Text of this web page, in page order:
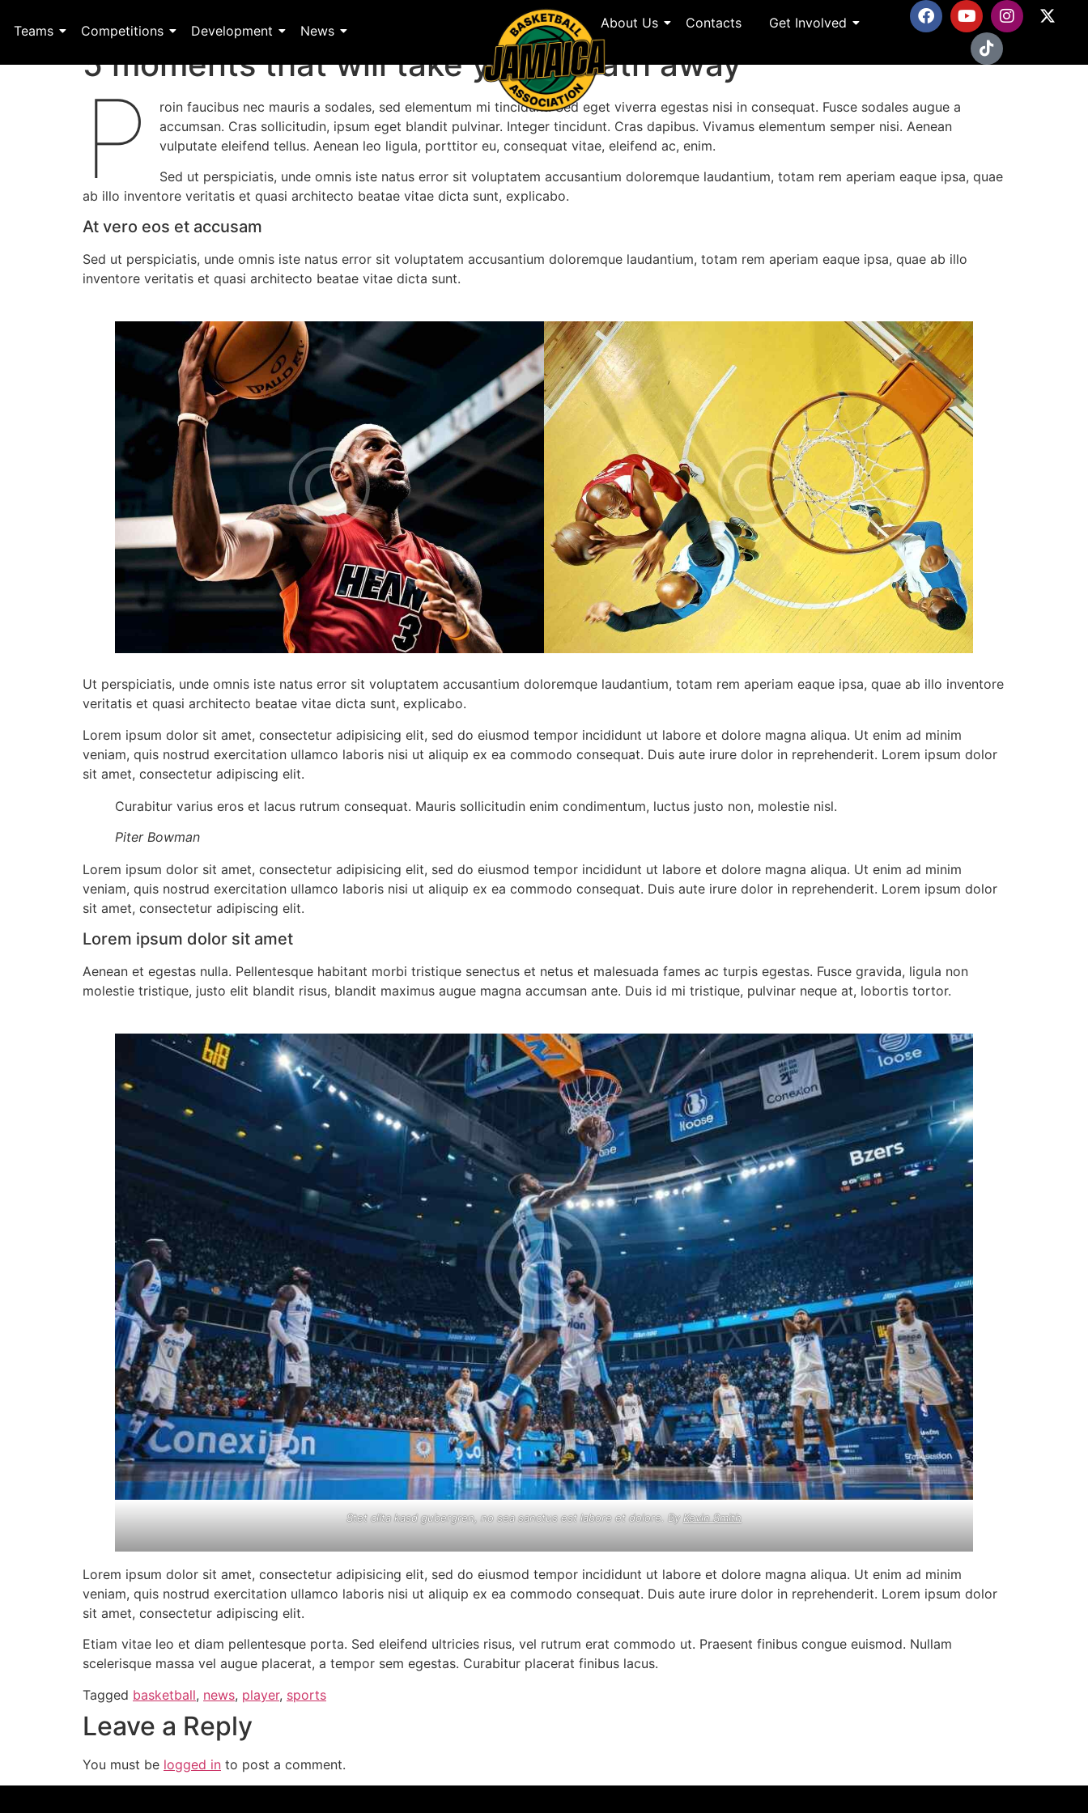
Teams Competitions Development News About Us Contacts Get Involved
5 moments that will take your breath away
P
roin faucibus nec mauris a sodales, sed elementum mi tincidunt. Sed eget viverra egestas nisi in consequat. Fusce sodales augue a
accumsan. Cras sollicitudin, ipsum eget blandit pulvinar. Integer tincidunt. Cras dapibus. Vivamus elementum semper nisi. Aenean
vulputate eleifend tellus. Aenean leo ligula, porttitor eu, consequat vitae, eleifend ac, enim.
Sed ut perspiciatis, unde omnis iste natus error sit voluptatem accusantium doloremque laudantium, totam rem aperiam eaque ipsa, quae
ab illo inventore veritatis et quasi architecto beatae vitae dicta sunt, explicabo.
At vero eos et accusam
Sed ut perspiciatis, unde omnis iste natus error sit voluptatem accusantium doloremque laudantium, totam rem aperiam eaque ipsa, quae ab illo
inventore veritatis et quasi architecto beatae vitae dicta sunt.
Ut perspiciatis, unde omnis iste natus error sit voluptatem accusantium doloremque laudantium, totam rem aperiam eaque ipsa, quae ab illo inventore
veritatis et quasi architecto beatae vitae dicta sunt, explicabo.
Lorem ipsum dolor sit amet, consectetur adipisicing elit, sed do eiusmod tempor incididunt ut labore et dolore magna aliqua. Ut enim ad minim
veniam, quis nostrud exercitation ullamco laboris nisi ut aliquip ex ea commodo consequat. Duis aute irure dolor in reprehenderit. Lorem ipsum dolor
sit amet, consectetur adipiscing elit.
Curabitur varius eros et lacus rutrum consequat. Mauris sollicitudin enim condimentum, luctus justo non, molestie nisl.
Piter Bowman
Lorem ipsum dolor sit amet, consectetur adipisicing elit, sed do eiusmod tempor incididunt ut labore et dolore magna aliqua. Ut enim ad minim
veniam, quis nostrud exercitation ullamco laboris nisi ut aliquip ex ea commodo consequat. Duis aute irure dolor in reprehenderit. Lorem ipsum dolor
sit amet, consectetur adipiscing elit.
Lorem ipsum dolor sit amet
Aenean et egestas nulla. Pellentesque habitant morbi tristique senectus et netus et malesuada fames ac turpis egestas. Fusce gravida, ligula non
molestie tristique, justo elit blandit risus, blandit maximus augue magna accumsan ante. Duis id mi tristique, pulvinar neque at, lobortis tortor.
Stet clita kasd gubergren, no sea sanctus est labore et dolore. ByKevin Smith
Lorem ipsum dolor sit amet, consectetur adipisicing elit, sed do eiusmod tempor incididunt ut labore et dolore magna aliqua. Ut enim ad minim
veniam, quis nostrud exercitation ullamco laboris nisi ut aliquip ex ea commodo consequat. Duis aute irure dolor in reprehenderit. Lorem ipsum dolor
sit amet, consectetur adipiscing elit.
Etiam vitae leo et diam pellentesque porta. Sed eleifend ultricies risus, vel rutrum erat commodo ut. Praesent finibus congue euismod. Nullam
scelerisque massa vel augue placerat, a tempor sem egestas. Curabitur placerat finibus lacus.
Tagged basketball, news, player, sports
Leave a Reply
You must be logged in to post a comment.